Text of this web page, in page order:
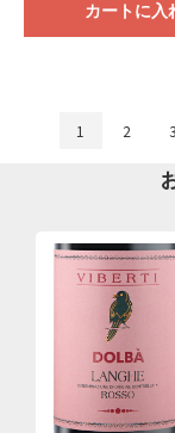
カートに入
1 2 3